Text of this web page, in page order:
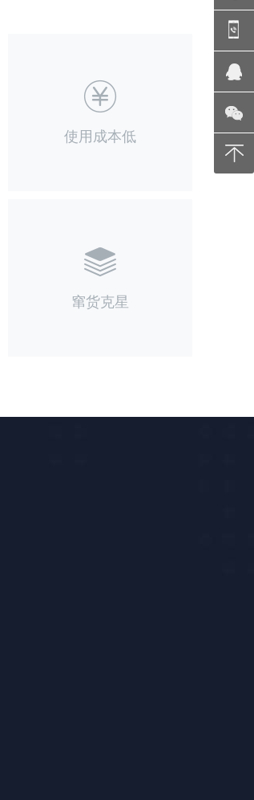
使用成本低
窜货克星